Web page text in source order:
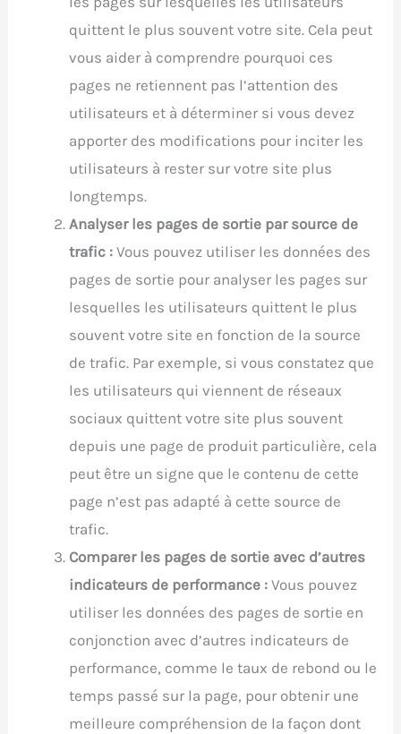
quittent le plus souvent votre site. Cela peut
vous aider à comprendre pourquoi ces
pages ne retiennent pas l’attention des
utilisateurs et à déterminer si vous devez
apporter des modifications pour inciter les
utilisateurs à rester sur votre site plus
longtemps.
Analyser les pages de sortie par source de
trafic : Vous pouvez utiliser les données des
pages de sortie pour analyser les pages sur
lesquelles les utilisateurs quittent le plus
souvent votre site en fonction de la source
de trafic. Par exemple, si vous constatez que
les utilisateurs qui viennent de réseaux
sociaux quittent votre site plus souvent
depuis une page de produit particulière, cela
peut être un signe que le contenu de cette
page n’est pas adapté à cette source de
trafic.
Comparer les pages de sortie avec d’autres
indicateurs de performance : Vous pouvez
utiliser les données des pages de sortie en
conjonction avec d’autres indicateurs de
performance, comme le taux de rebond ou le
temps passé sur la page, pour obtenir une
meilleure compréhension de la façon dont